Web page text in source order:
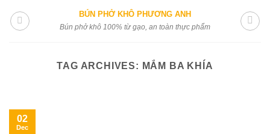
BÚN PHỞ KHÔ PHƯƠNG ANH
Bún phở khô 100% từ gạo, an toàn thực phẩm
TAG ARCHIVES: MẮM BA KHÍA
02
Dec